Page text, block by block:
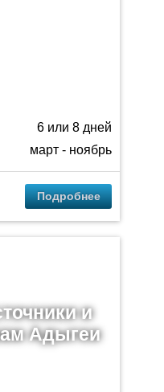
6 или 8 дней
март - ноябрь
Подробнее
и
Адыгеи